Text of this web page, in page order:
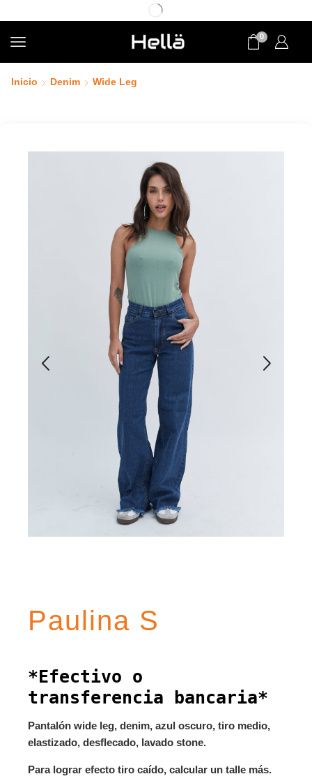
0
Inicio Denim Wide Leg
Paulina S
*Efectivo o
transferencia bancaria*
Pantalón wide leg, denim, azul oscuro, tiro medio,
elastizado, desflecado, lavado stone.
Para lograr efecto tiro caído, calcular un talle más.